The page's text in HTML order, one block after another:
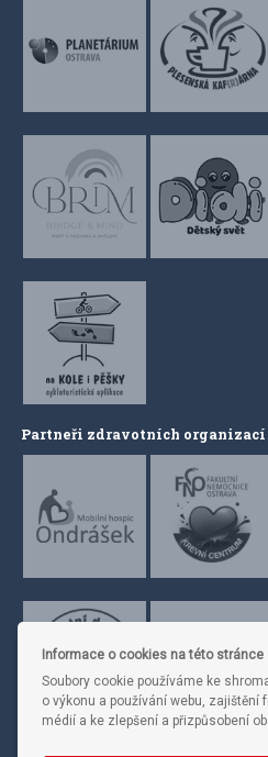
Partneři zdravotních organizací
Informace o cookies na této stránce
Soubory cookie používáme ke
o výkonu a používání webu,
médií a ke zlepšení a přizpůsobení